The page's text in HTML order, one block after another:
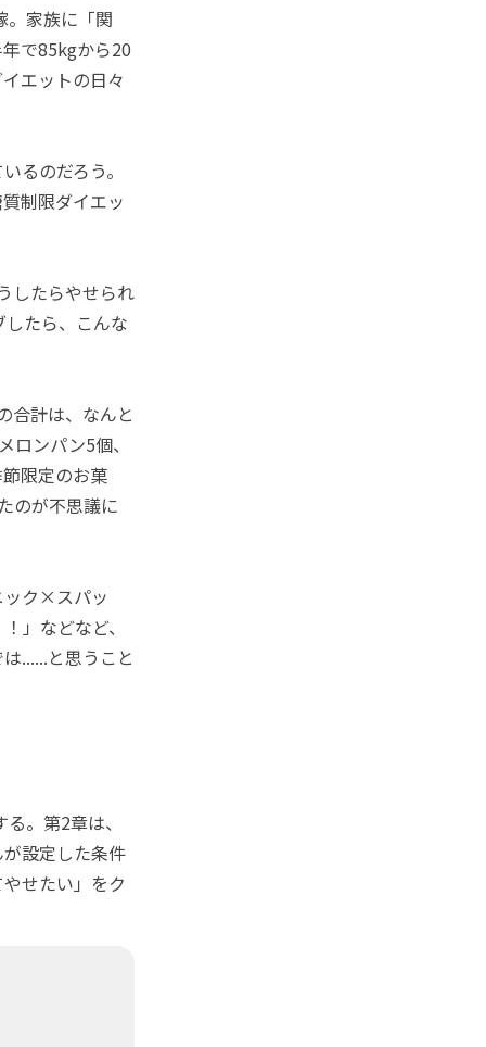
。家族に「関
で85kgから20
エットの日々
るのだろう。
制限ダイエッ
したらやせられ
たら、こんな
合計は、なんと
ロンパン5個、
限定のお菓
のが不思議に
ック×スパッ
」などなど、
......と思うこと
。第2章は、
設定した条件
せたい」をク